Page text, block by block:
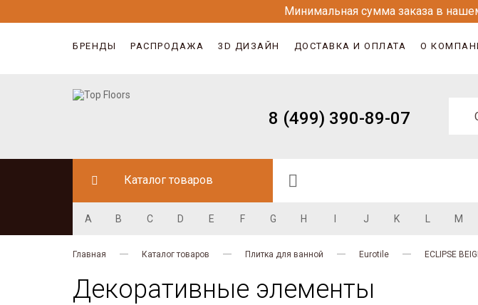
Минимальная сумма заказа в
БРЕНДЫ РАСПРОДАЖА 3D ДИЗАЙН ДОСТАВКА И ОПЛАТА О
8 (499) 390-89-07
Каталог товаров
A B C D E F G H J K M
Главная Каталог товаров Плитка для ванной Eurotile ECLIPSE
Декоративные элементы